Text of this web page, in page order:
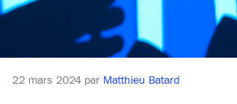
22 mars 2024 par Matthieu Batard